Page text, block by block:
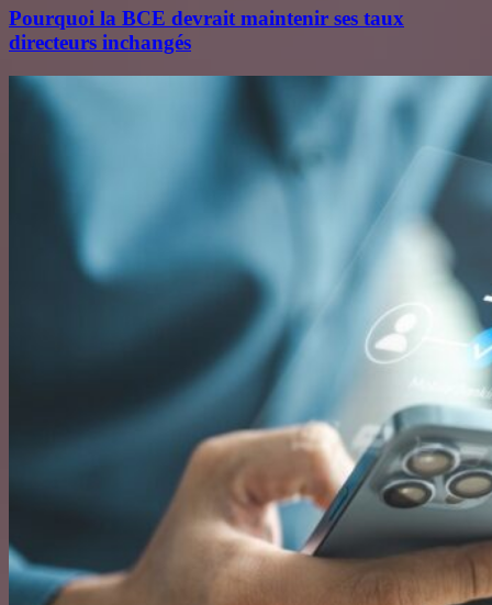
Pourquoi la BCE devrait maintenir ses taux
directeurs inchangés